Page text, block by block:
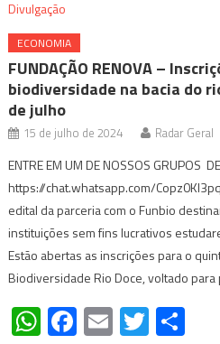
ECONOMIA
FUNDAÇÃO RENOVA –
biodiversidade na bacia do
de julho
15 de julho de 2024 Radar Geral
ENTRE EM UM DE NOSSOS GRUPOS
https://chat.whatsapp.com/
edital da parceria com o Funbio
instituições sem fins lucrativos
Estão abertas as inscrições para o
Biodiversidade Rio Doce, voltado
WhatsApp
Facebook
EmailTwitter